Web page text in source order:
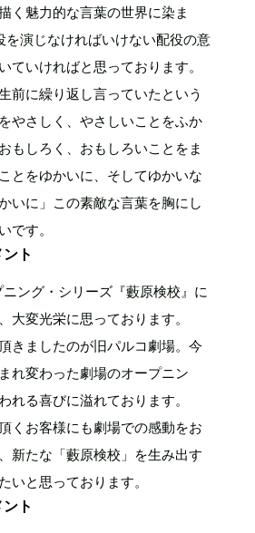
く魅力的な言葉の世界に染ま
を演じなければいけない配役の意
ていければと思っております。
前に繰り返し言っていたという
やさしく、やさしいことをふか
もしろく、おもしろいことをま
とをゆかいに、そしてゆかいな
いに」この素敵な言葉を胸にし
です。
ト
ング・シリーズ『藪原検校』に
大変光栄に思っております。
きましたのが旧パルコ劇場。今
れ変わった劇場のオープニン
れる喜びに溢れております。
くお客様にも劇場での感動をお
新たな「藪原検校」を生み出す
いと思っております。
ト